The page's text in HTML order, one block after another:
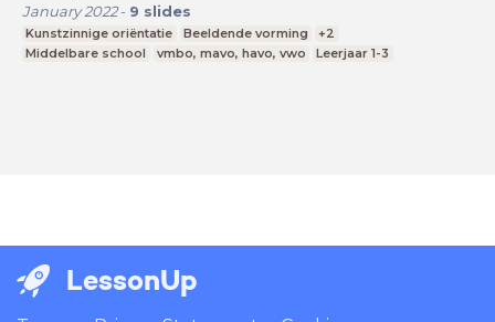
January 2022- 9 slides
Kunstzinnige oriëntatie Beeldende vorming
+2
Middelbare school
vmbo, mavo, havo, vwo Leerjaar 1-3
LessonUp